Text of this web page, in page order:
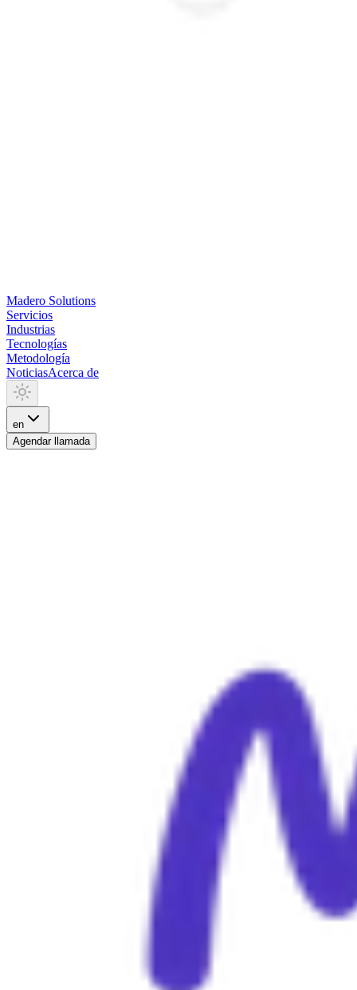
Madero Solutions
Servicios
Industrias
Tecnologías
Metodología
NoticiasAcerca de
en
Agendar llamada